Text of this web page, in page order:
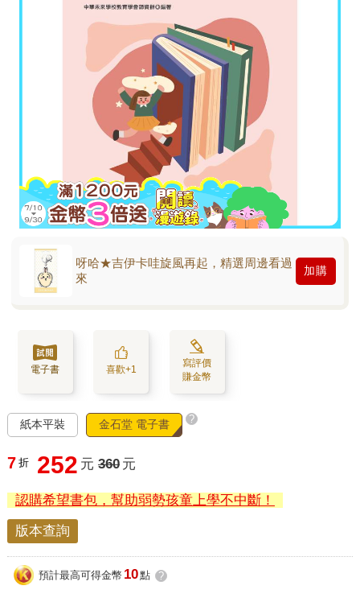
呀哈★吉伊卡哇旋風再起，精選周邊看過
來
加購
電子書 喜歡+1
寫評價
賺金幣
紙本平裝 金石堂 電子書 ?
7 折 252 元 360 元
認購希望書包，幫助弱勢孩童上學不中斷！
版本查詢
預計最高可得金幣 10點 ?